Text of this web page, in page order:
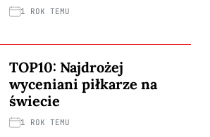
1 ROK TEMU
TOP10: Najdrożej
wyceniani piłkarze na
świecie
1 ROK TEMU